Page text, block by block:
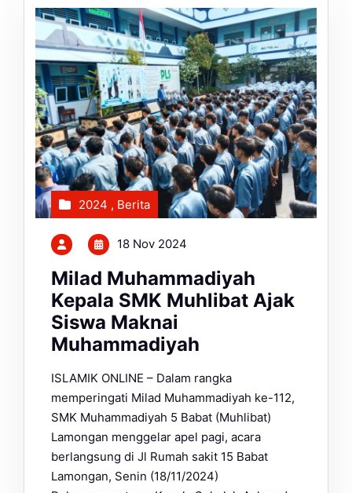
2024 , Berita
18 Nov 2024
Milad Muhammadiyah
Kepala SMK Muhlibat Ajak
Siswa Maknai
Muhammadiyah
ISLAMIK ONLINE – Dalam rangka
memperingati Milad Muhammadiyah ke-112,
SMK Muhammadiyah 5 Babat (Muhlibat)
Lamongan menggelar apel pagi, acara
berlangsung di Jl Rumah sakit 15 Babat
Lamongan, Senin (18/11/2024)